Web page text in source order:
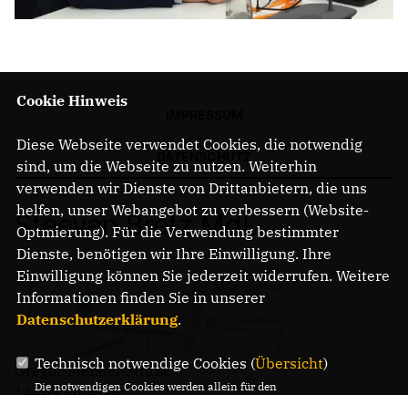
Steeven Bretz MdL
Gregor-Mendel-Straße 3
Cookie Hinweis
Diese Webseite verwendet Cookies, die notwendig
sind, um die Webseite zu nutzen. Weiterhin
verwenden wir Dienste von Drittanbietern, die uns
helfen, unser Webangebot zu verbessern (Website-
Optmierung). Für die Verwendung bestimmter
Dienste, benötigen wir Ihre Einwilligung. Ihre
Einwilligung können Sie jederzeit widerrufen. Weitere
Informationen finden Sie in unserer
Datenschutzerklärung.
Technisch notwendige Cookies (Übersicht)
Die notwendigen Cookies werden allein für den